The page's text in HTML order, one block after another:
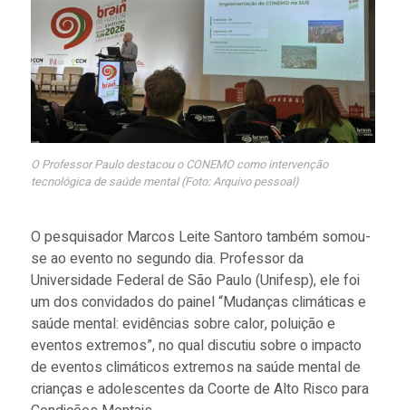
O Professor Paulo destacou o CONEMO como intervenção
tecnológica de saúde mental (Foto: Arquivo pessoal)
O pesquisador Marcos Leite Santoro também somou-
se ao evento no segundo dia. Professor da
Universidade Federal de São Paulo (Unifesp), ele foi
um dos convidados do painel “Mudanças climáticas e
saúde mental: evidências sobre calor, poluição e
eventos extremos”, no qual discutiu sobre o impacto
de eventos climáticos extremos na saúde mental de
crianças e adolescentes da Coorte de Alto Risco para